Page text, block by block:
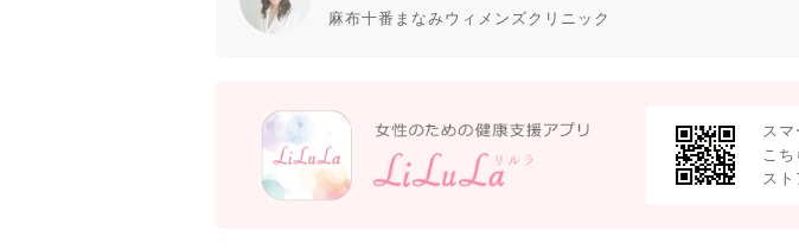
麻布十番まなみウィメンズクリニック
ス
こち
ス